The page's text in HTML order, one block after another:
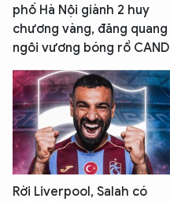
phố Hà Nội giành 2 huy
chương vàng, đăng quang
ngôi vương bóng rổ CAND
Rời Liverpool, Salah có